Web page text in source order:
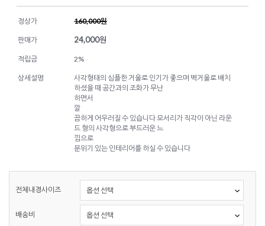
정상가 160,000원
판매가 24,000원
적립금 2%
상세설명
사각형태의 심플한 거울로 인기가 좋으며 벽거울로 배치
하셨을 때 공간과의 조화가 무난
하면서
깔
끔하게 어우러질 수 있습니다 모서리가 직각이 아닌 라운
드 형의 사각형으로 부드러운 느
낌으로
분위기 있는 인테리어를 하실 수 있습니다
전체내경사이즈
배송비